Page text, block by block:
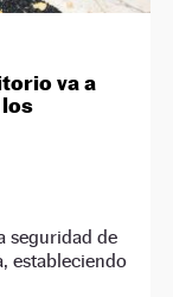
va a
los
seguridad de
estableciendo